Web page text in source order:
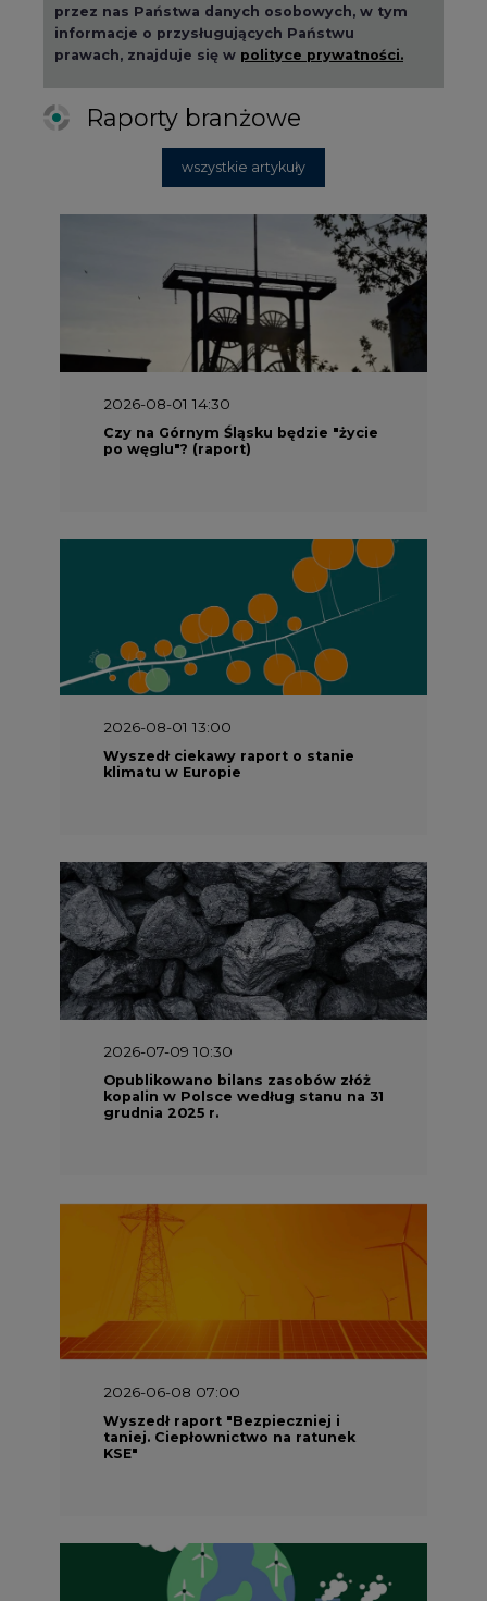
przez nas Państwa danych osobowych, w tym
informacje o przysługujących Państwu
prawach, znajduje się w polityce prywatności.
Raporty branżowe
wszystkie artykuły
2026-08-01 14:30
Czy na Górnym Śląsku będzie "życie
po węglu"? (raport)
2026-08-01 13:00
Wyszedł ciekawy raport o stanie
klimatu w Europie
2026-07-09 10:30
Opublikowano bilans zasobów złóż
kopalin w Polsce według stanu na 31
grudnia 2025 r.
2026-06-08 07:00
Wyszedł raport "Bezpieczniej i
taniej. Ciepłownictwo na ratunek
KSE"